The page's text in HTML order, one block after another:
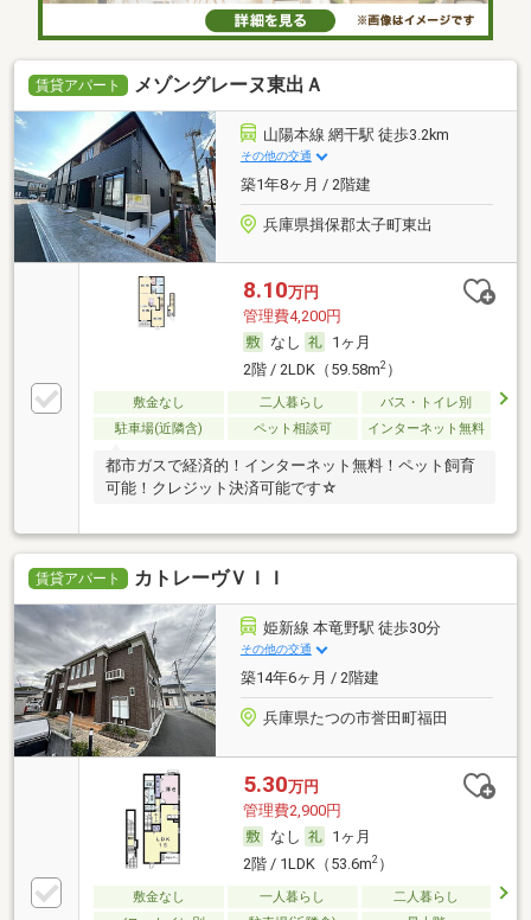
賃貸アパート メゾングレーヌ東出Ａ
山陽本線 網干駅 徒歩3.2km
その他の交通
築1年8ヶ月 / 2階建
兵庫県揖保郡太子町東出
8.10万円
管理費4,200円
なし
1ヶ月
2階 / 2LDK（59.58m2）
敷金なし 二人暮らし
バス・トイレ別
駐車場(近隣含)
ペット相談可 インターネット無料
都市ガスで経済的！インターネット無料！ペット飼育
可能！クレジット決済可能です☆
賃貸アパート カトレーヴＶＩＩ
姫新線 本竜野駅 徒歩30分
その他の交通
築14年6ヶ月 / 2階建
兵庫県たつの市誉田町福田
5.30万円
管理費2,900円
なし
1ヶ月
2階 / 1LDK（53.6m2）
敷金なし 一人暮らし
二人暮らし